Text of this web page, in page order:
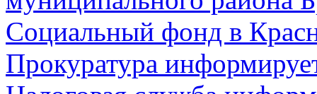
Социальный фонд в
Прокуратура